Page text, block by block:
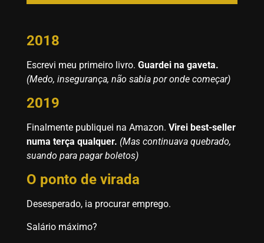
2018
Escrevi meu primeiro livro. Guardei na gaveta.
(Medo, insegurança, não sabia por onde começar)
2019
Finalmente publiquei na Amazon. Virei best-seller
numa terça qualquer. (Mas continuava quebrado,
suando para pagar boletos)
O ponto de virada
Desesperado, ia procurar emprego.
Salário máximo?